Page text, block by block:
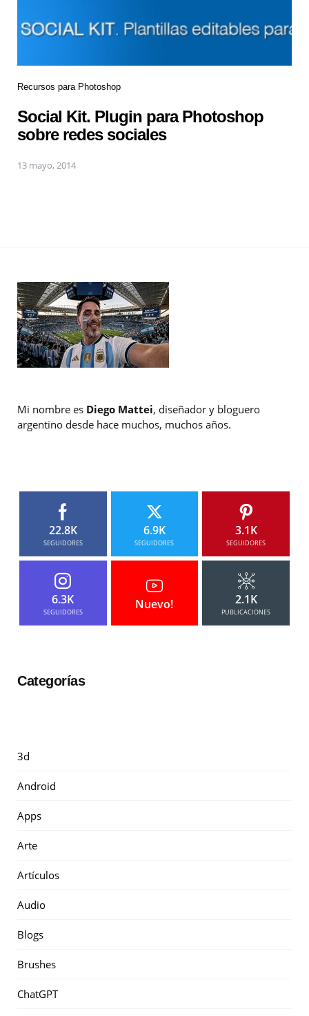
Recursos para Photoshop
Social Kit. Plugin para Photoshop
sobre redes sociales
13 mayo, 2014
Mi nombre es Diego Mattei, diseñador y bloguero
argentino desde hace muchos, muchos años.
22.8K
SEGUIDORES
6.9K
SEGUIDORES
3.1K
SEGUIDORES
6.3K
SEGUIDORES
Nuevo! 2.1K
PUBLICACIONES
Categorías
3d
Android
Apps
Arte
Artículos
Audio
Blogs
Brushes
ChatGPT